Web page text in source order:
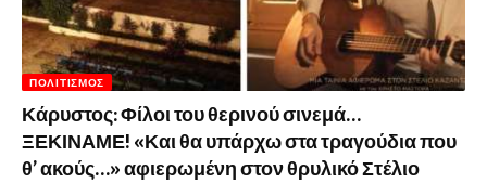
ΠΟΛΙΤΙΣΜΌΣ
Κάρυστος: Φίλοι του θερινού σινεμά…
ΞΕΚΙΝΑΜΕ! «Και θα υπάρχω στα τραγούδια που
θ’ ακούς…» αφιερωμένη στον θρυλικό Στέλιο